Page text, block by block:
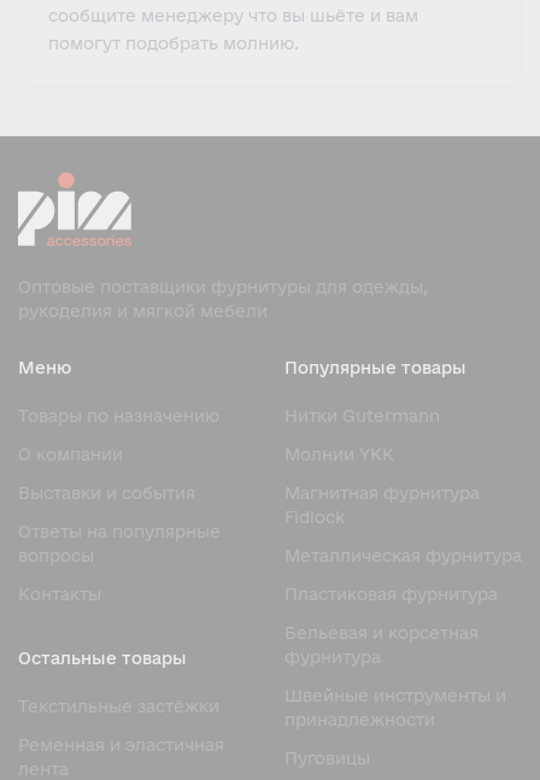
сообщите менеджеру что вы шьёте и вам
помогут подобрать молнию.
Оптовые поставщики фурнитуры для одежды,
рукоделия и мягкой мебели
Меню
Товары по назначению
О компании
Выставки и события
Ответы на популярные
вопросы
Контакты
Популярные товары
Нитки Gutermann
Молнии YKK
Магнитная фурнитура
Fidlock
Металлическая фурнитура
Пластиковая фурнитура
Бельевая и корсетная
фурнитура
Швейные инструменты и
принадлежности
Пуговицы
Остальные товары
Текстильные застёжки
Ременная и эластичная
лента